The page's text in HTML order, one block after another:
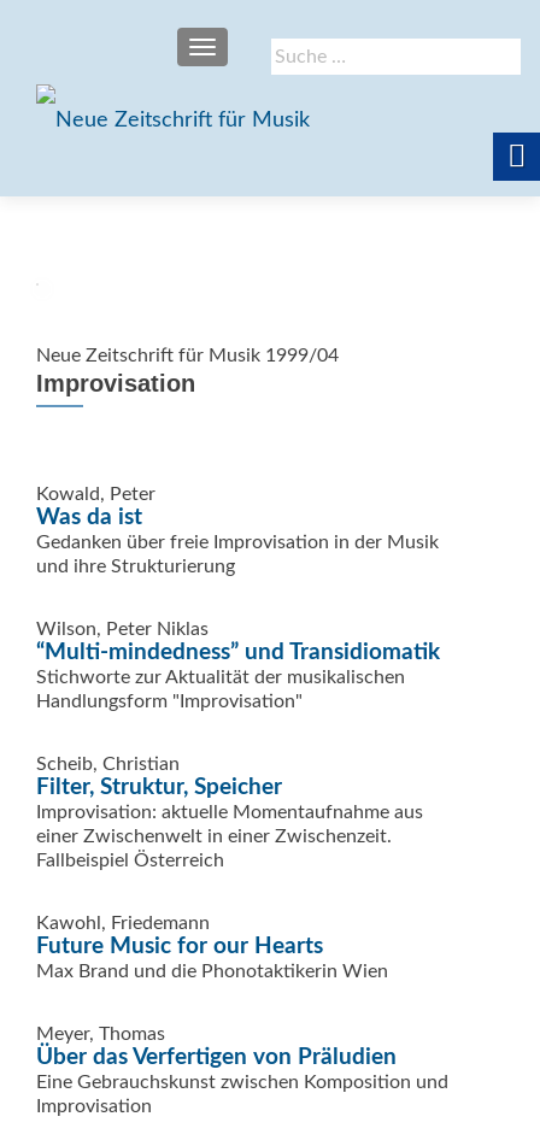
Suche
nach:
SCHALTE NAVIGATION
Neue Zeitschrift für Musik 1999/04
Improvisation
Kowald, Peter
Was da ist
Gedanken über freie Improvisation in der Musik
und ihre Strukturierung
Wilson, Peter Niklas
“Multi-mindedness” und Transidiomatik
Stichworte zur Aktualität der musikalischen
Handlungsform "Improvisation"
Scheib, Christian
Filter, Struktur, Speicher
Improvisation: aktuelle Momentaufnahme aus
einer Zwischenwelt in einer Zwischenzeit.
Fallbeispiel Österreich
Kawohl, Friedemann
Future Music for our Hearts
Max Brand und die Phonotaktikerin Wien
Meyer, Thomas
Über das Verfertigen von Präludien
Eine Gebrauchskunst zwischen Komposition und
Improvisation